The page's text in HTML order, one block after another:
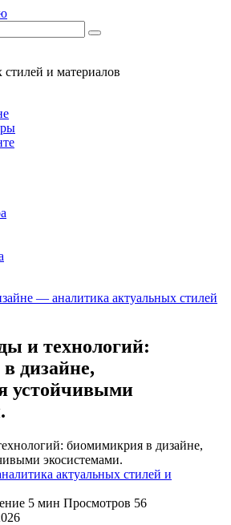
стилей и материалов
— аналитика актуальных стилей
и технологий:
дизайне,
устойчивыми
актуальных стилей и
5 мин Просмотров 56